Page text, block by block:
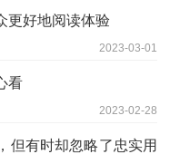
更好地阅读体验
2023-03-01
看
2023-02-28
但有时却忽略了忠实用